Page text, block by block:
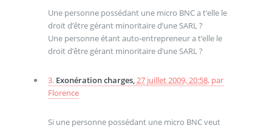
Une personne possédant une micro BNC a t’elle le
droit d’être gérant minoritaire d’une SARL ?
Une personne étant auto-entrepreneur a t’elle le
droit d’être gérant minoritaire d’une SARL ?
3. Exonération charges,27 juillet 2009, 20:58, par
Florence
Si une personne possédant une micro BNC veut